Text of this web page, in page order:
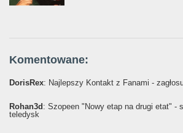
Komentowane:
DorisRex: Najlepszy Kontakt z Fanami -
Rohan3d : Szopeen "Nowy etap na drugi etat" -
teledysk